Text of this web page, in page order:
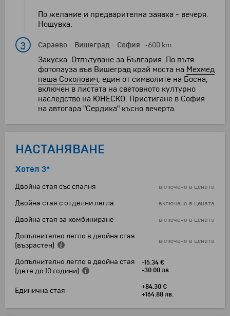
По желание и предварителна заявка - вечеря.
Нощувка.
3 Сараево – Вишеград – София ~600 km
Закуска. Отпътуване за България. По пътя
фотопауза във Вишеград край моста на Мехмед
паша Соколович, един от символите на Босна,
включен в листата на световното културно
наследство на ЮНЕСКО. Пристигане в София
на автогара "Сердика" късно вечерта.
НАСТАНЯВАНЕ
Хотел 3*
Двойна стая със спалня включено в цената
Двойна стая с отделни легла включено в цената
Двойна стая за комбиниране включено в цената
Допълнително легло в двойна стая
(възрастен)
включено в цената
Допълнително легло в двойна стая
(дете до 10 години)
-15.34 €
-30.00 лв.
Единична стая
+84.30 €
+164.88 лв.